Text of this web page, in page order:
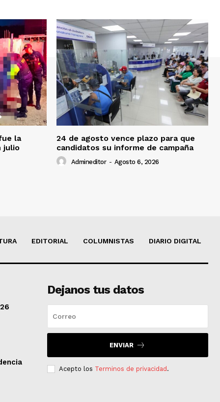
la
julio
24 de agosto vence plazo para que
candidatos su informe de campaña
Admineditor - Agosto 6, 2026
EDITORIAL COLUMNISTAS DIARIO DIGITAL
Dejanos tus datos
ENVIAR
Acepto los Terminos de privacidad .